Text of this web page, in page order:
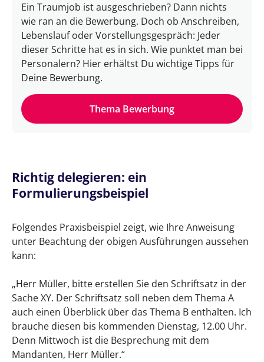
Ein Traumjob ist ausgeschrieben? Dann nichts
wie ran an die Bewerbung. Doch ob Anschreiben,
Lebenslauf oder Vorstellungsgespräch: Jeder
dieser Schritte hat es in sich. Wie punktet man bei
Personalern? Hier erhältst Du wichtige Tipps für
Deine Bewerbung.
Thema Bewerbung
Richtig delegieren: ein
Formulierungsbeispiel
Folgendes Praxisbeispiel zeigt, wie Ihre Anweisung
unter Beachtung der obigen Ausführungen aussehen
kann:
„Herr Müller, bitte erstellen Sie den Schriftsatz in der
Sache XY. Der Schriftsatz soll neben dem Thema A
auch einen Überblick über das Thema B enthalten. Ich
brauche diesen bis kommenden Dienstag, 12.00 Uhr.
Denn Mittwoch ist die Besprechung mit dem
Mandanten, Herr Müller.“